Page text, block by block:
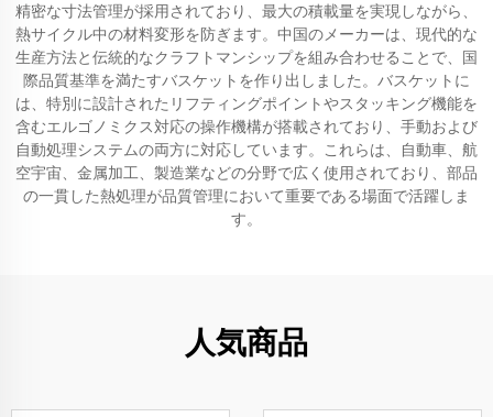
精密な寸法管理が採用されており、最大の積載量を実現しながら、
熱サイクル中の材料変形を防ぎます。中国のメーカーは、現代的な
生産方法と伝統的なクラフトマンシップを組み合わせることで、国
際品質基準を満たすバスケットを作り出しました。バスケットに
は、特別に設計されたリフティングポイントやスタッキング機能を
含むエルゴノミクス対応の操作機構が搭載されており、手動および
自動処理システムの両方に対応しています。これらは、自動車、航
空宇宙、金属加工、製造業などの分野で広く使用されており、部品
の一貫した熱処理が品質管理において重要である場面で活躍しま
す。
人気商品